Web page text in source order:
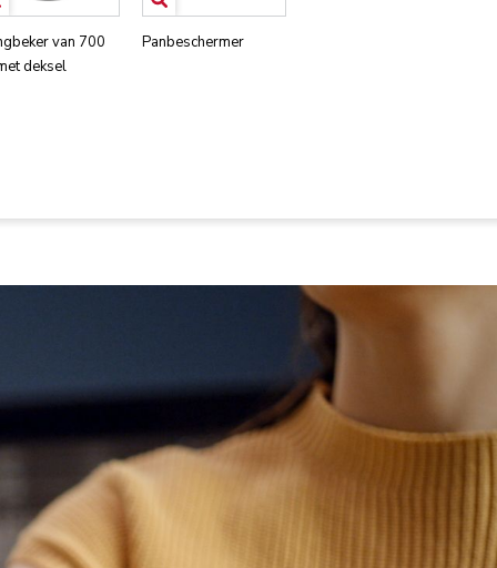
van 700
deksel
Panbeschermer